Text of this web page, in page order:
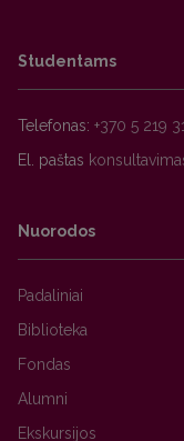
Studentams
Telefonas: +370 5 219
El. paštas
Nuorodos
Padaliniai
Biblioteka
Fondas
Alumni
Ekskursijos